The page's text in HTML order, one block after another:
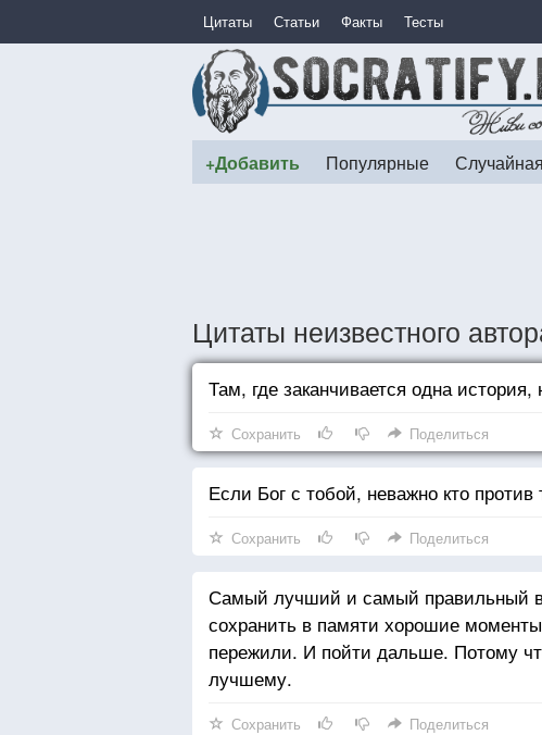
Цитаты Статьи Факты Тесты
+Добавить Популярные
Цитаты неизвестного
Там, где заканчивается одна история,
Сохранить Поделиться
Если Бог с тобой, неважно кто против
Сохранить Поделиться
Самый лучший и самый правильный
сохранить в памяти хорошие
пережили. И пойти дальше. Потому
лучшему.
Сохранить Поделиться